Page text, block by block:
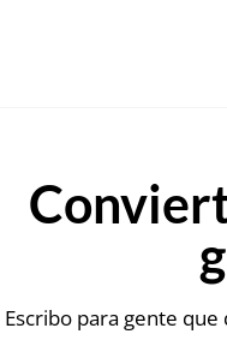
Escribo para gente que